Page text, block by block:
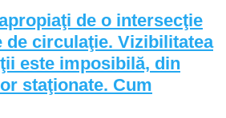
de o intersecţie
de circulaţie. Vizibilitatea
este imposibilă, din
staţionate. Cum